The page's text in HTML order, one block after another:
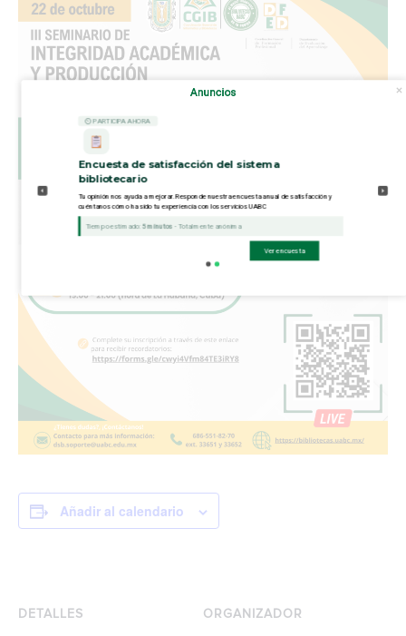
Añadir al calendario
DETALLES ORGANIZADOR
Anuncios
⏲ PARTICIPA AHORA
Encuesta de satisfacción del sistema
bibliotecario
Tu opinión nos ayuda a mejorar. Responde nuestra encuesta anual de satisfacción y
cuéntanos cómo ha sido tu experiencia con los servicios UABC
Tiempo estimado:5 minutos - Totalmente anónima
Ver encuesta